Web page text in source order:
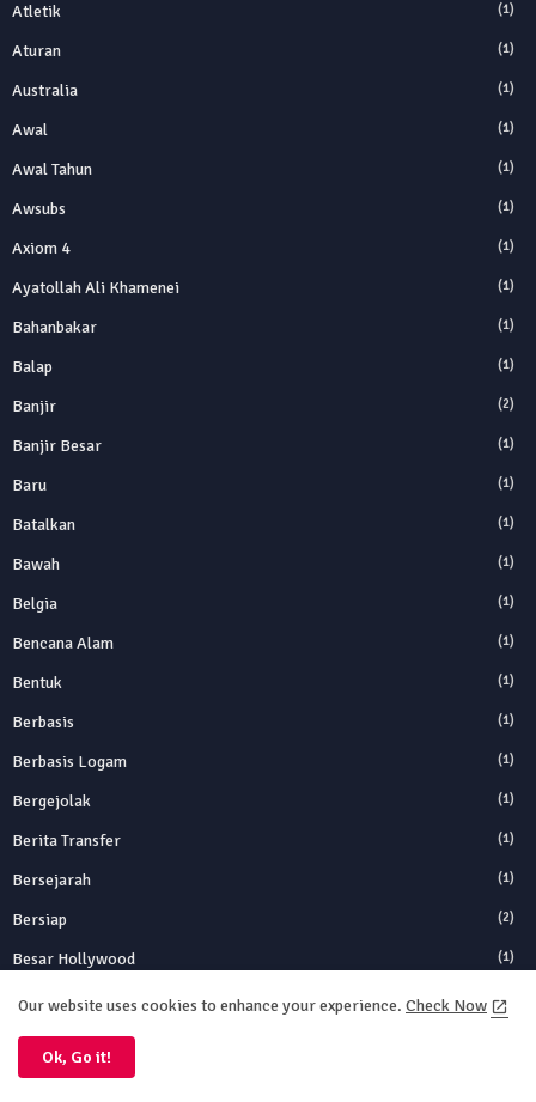
Atletik (1)
Aturan (1)
Australia (1)
Awal (1)
Awal Tahun (1)
Awsubs (1)
Axiom 4 (1)
Ayatollah Ali Khamenei (1)
Bahanbakar (1)
Balap (1)
Banjir (2)
Banjir Besar (1)
Baru (1)
Batalkan (1)
Bawah (1)
Belgia (1)
Bencana Alam (1)
Bentuk (1)
Berbasis (1)
Berbasis Logam (1)
Bergejolak (1)
Berita Transfer (1)
Bersejarah (1)
Bersiap (2)
Besar Hollywood (1)
Bikin
Bitcoin
Bitcoin Crash
Our website uses cookies to enhance your experience. Check Now
Ok, Go it!